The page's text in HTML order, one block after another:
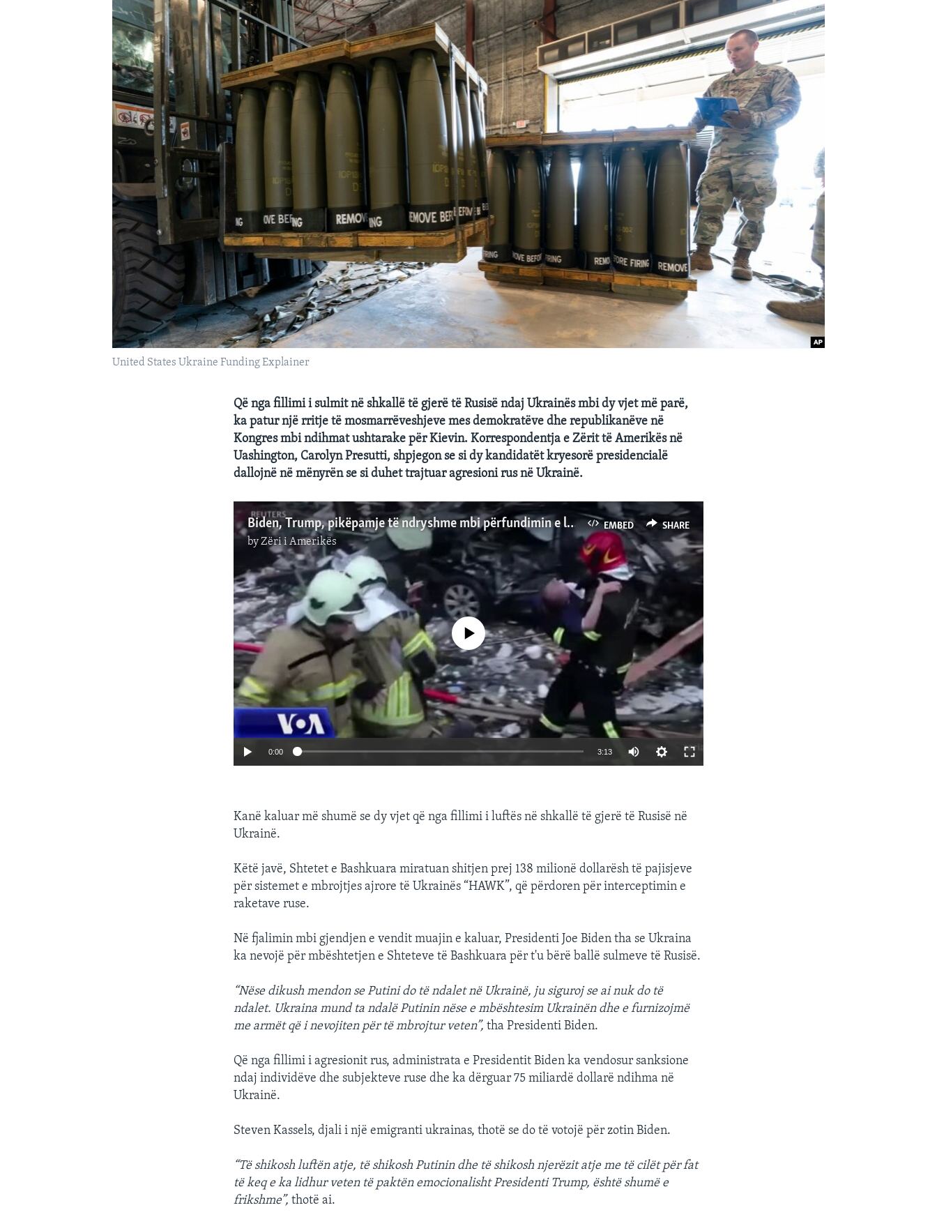
United States Ukraine Funding Explainer
Që nga fillimi i sulmit në shkallë të gjerë të Rusisë ndaj Ukrainës mbi dy vjet më parë,
ka patur një rritje të mosmarrëveshjeve mes demokratëve dhe republikanëve në
Kongres mbi ndihmat ushtarake për Kievin. Korrespondentja e Zërit të Amerikës në
Uashington, Carolyn Presutti, shpjegon se si dy kandidatët kryesorë presidencialë
dallojnë në mënyrën se si duhet trajtuar agresioni rus në Ukrainë.
EMBED SHARE
Biden, Trump, pikëpamje të ndryshme mbi përfundimin e luftës në Ukrainë
byZëri i Amerikës
No media source currently available
0:00 3:13
Kanë kaluar më shumë se dy vjet që nga fillimi i luftës në shkallë të gjerë të Rusisë në
Ukrainë.
Këtë javë, Shtetet e Bashkuara miratuan shitjen prej 138 milionë dollarësh të pajisjeve
për sistemet e mbrojtjes ajrore të Ukrainës “HAWK”, që përdoren për interceptimin e
raketave ruse.
Në fjalimin mbi gjendjen e vendit muajin e kaluar, Presidenti Joe Biden tha se Ukraina
ka nevojë për mbështetjen e Shteteve të Bashkuara për t'u bërë ballë sulmeve të Rusisë.
“Nëse dikush mendon se Putini do të ndalet në Ukrainë, ju siguroj se ai nuk do të
ndalet. Ukraina mund ta ndalë Putinin nëse e mbështesim Ukrainën dhe e furnizojmë
me armët që i nevojiten për të mbrojtur veten”, tha Presidenti Biden.
Që nga fillimi i agresionit rus, administrata e Presidentit Biden ka vendosur sanksione
ndaj individëve dhe subjekteve ruse dhe ka dërguar 75 miliardë dollarë ndihma në
Ukrainë.
Steven Kassels, djali i një emigranti ukrainas, thotë se do të votojë për zotin Biden.
“Të shikosh luftën atje, të shikosh Putinin dhe të shikosh njerëzit atje me të cilët për fat
të keq e ka lidhur veten të paktën emocionalisht Presidenti Trump, është shumë e
frikshme”, thotë ai.